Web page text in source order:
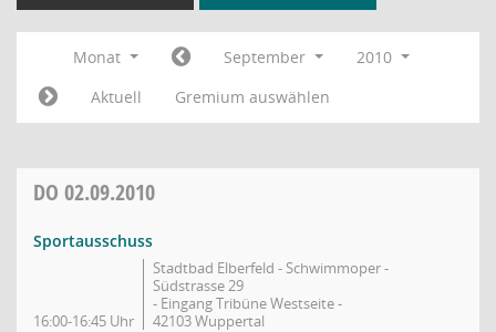
Monat September
2010
Aktuell
Gremium auswählen
DO 02.09.2010
Sportausschuss
16:00-16:45 Uhr
Stadtbad Elberfeld - Schwimmoper -
Südstrasse 29
- Eingang Tribüne Westseite -
42103 Wuppertal